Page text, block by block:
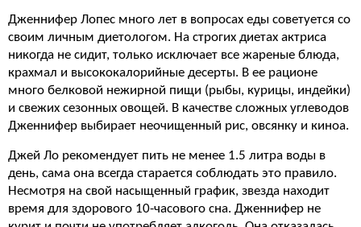
Дженнифер Лопес много лет в вопросах еды советуется со
своим личным диетологом. На строгих диетах актриса
никогда не сидит, только исключает все жареные блюда,
крахмал и высококалорийные десерты. В ее рационе
много белковой нежирной пищи (рыбы, курицы, индейки)
и свежих сезонных овощей. В качестве сложных углеводов
Дженнифер выбирает неочищенный рис, овсянку и киноа.
Джей Ло рекомендует пить не менее 1.5 литра воды в
день, сама она всегда старается соблюдать это правило.
Несмотря на свой насыщенный график, звезда находит
время для здорового 10-часового сна. Дженнифер не